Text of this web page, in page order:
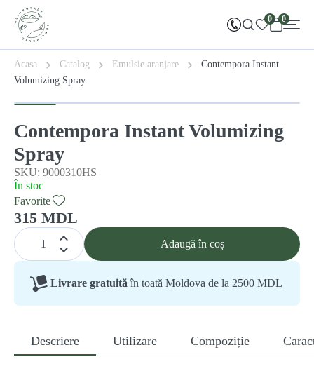
0 0
Acasa Catalog Emulsie aranjare
Contempora Instant
Volumizing Spray
Contempora Instant Volumizing
Spray
SKU: 9000310HS
În stoc
Favorite
315 MDL
Adaugă în coș
Livrare gratuită în toată Moldova de la 2500 MDL
Descriere Utilizare Compoziție